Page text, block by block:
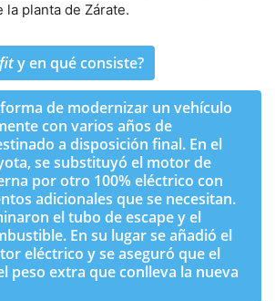
planta de Zárate.
y en qué consiste?
de modernizar un vehículo
con varios años de
a disposición final. En el
se substituyó el motor de
por otro 100% eléctrico con
adicionales que se necesitan.
el tubo de escape y el
En su lugar se añadió el
eléctrico y se aseguró que el
peso extra que conlleva la nueva